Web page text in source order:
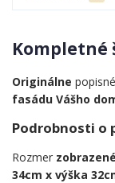
Kompletné
Originálne
fasádu Vášho
Podrobnosti o
Rozmer
34cm x výška